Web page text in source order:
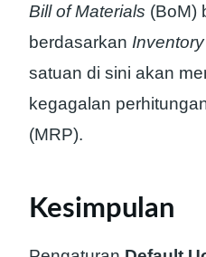
Bill of Materials (BoM)
berdasarkan
satuan di sini akan
kegagalan
(MRP).
Kesimpulan